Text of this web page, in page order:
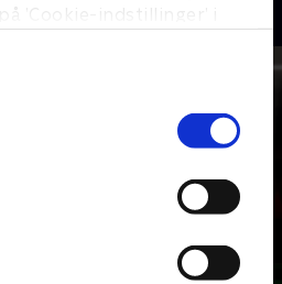
’Cookie-indstillinger’ i